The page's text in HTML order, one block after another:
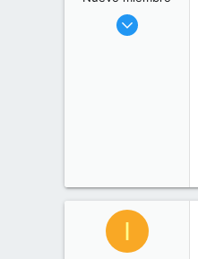
29 May 2013
I